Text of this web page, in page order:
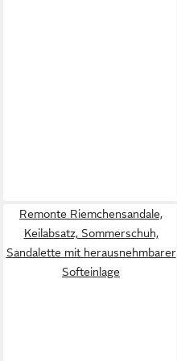
Remonte Riemchensandale,
Keilabsatz, Sommerschuh,
Sandalette mit herausnehmbarer
Softeinlage